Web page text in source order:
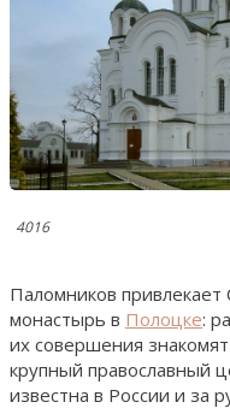
4016
Паломников привлекает
монастырь в Полоцке:
их совершения
крупный православный
известна в России и за